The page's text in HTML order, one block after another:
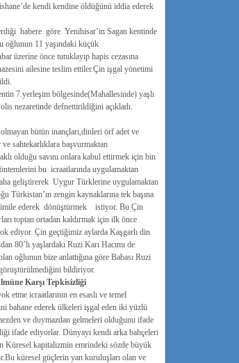
kendi kendine öldüğünü iddia ederek
habere göre Yenihisar’in Sagan kentinde
oğlunun 11 yaşındaki küçük
üzerine önce tutuklayıp hapis cezasına
ailesine teslim ettiler.Çin işgal yönetimi
7.yerleşim bölgesinde(Mahallesinde) yaşlı
nezaretinde defnettirildiğini açıkladı.
bütün inançları,dinleri örf adet ve
sahtekarlıklara başvurmaktan
olduğu savını onlara kabul ettirmek için bin
bu icraatlarında uygulamaktan
geliştirerek Uygur Türklerine uygulamaktan
Türkistan’ın zengin kaynaklarına tek başına
ederek dönüştürmek istiyor. Bu Çin
toptan ortadan kaldırmak için ilk önce
ediyor. Çin geçtiğimiz aylarda Kaşgarlı din
80’lı yaşlardaki Ruzi Karı Hacımı de
oğlunun bize anlattığına göre Babası Ruzi
bildiriyor.
Karşı Tepkisizliği
etme icraatlarının en esaslı ve temel
bahane ederek ülkeleri işgal eden iki yüzlü
ve duymazdan gelmeleri olduğunu ifade
ifade ediyorlar. Dünyayı kendi arka bahçeleri
Küresel kapitalizmin emrindeki sözde büyük
küresel güçlerin yan kuruluşları olan ve